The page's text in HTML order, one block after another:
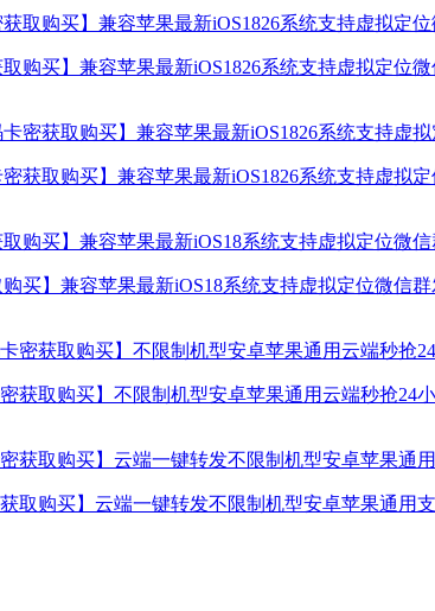
购买】兼容苹果最新iOS1826系统支持虚拟定位
获取购买】兼容苹果最新iOS1826系统支持虚拟
买】兼容苹果最新iOS18系统支持虚拟定位微信
获取购买】不限制机型安卓苹果通用云端秒抢24
取购买】云端一键转发不限制机型安卓苹果通用